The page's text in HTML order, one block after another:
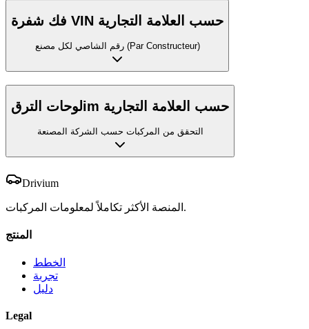
فك شفرة VIN حسب العلامة التجارية
رقم الشاصي لكل مصنع (Par Constructeur)
لوحات الترقim حسب العلامة التجارية
التحقق من المركبات حسب الشركة المصنعة
Drivium
المنصة الأكثر تكاملاً لمعلومات المركبات.
المنتج
الخطط
تجربة
دليل
Legal